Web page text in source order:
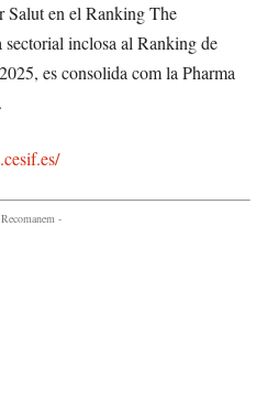
Salut en el Ranking The
inclosa al Ranking de
es consolida com la Pharma
-